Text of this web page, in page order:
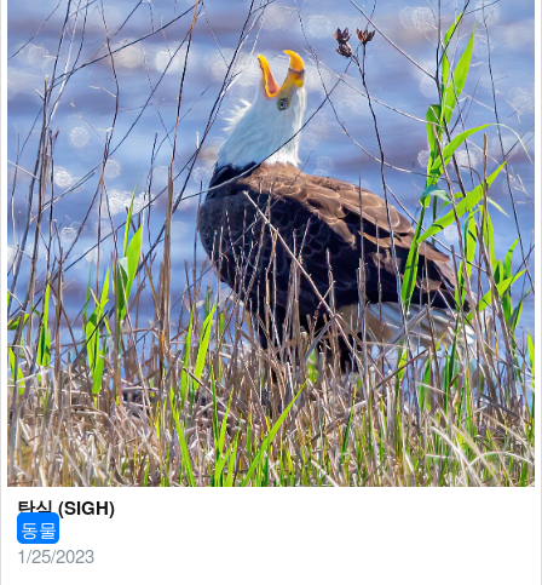
탄식 (SIGH)
동물
1/25/2023